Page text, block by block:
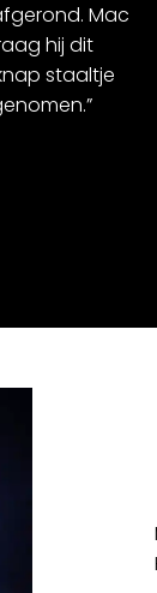
Mac
hij dit
staaltje